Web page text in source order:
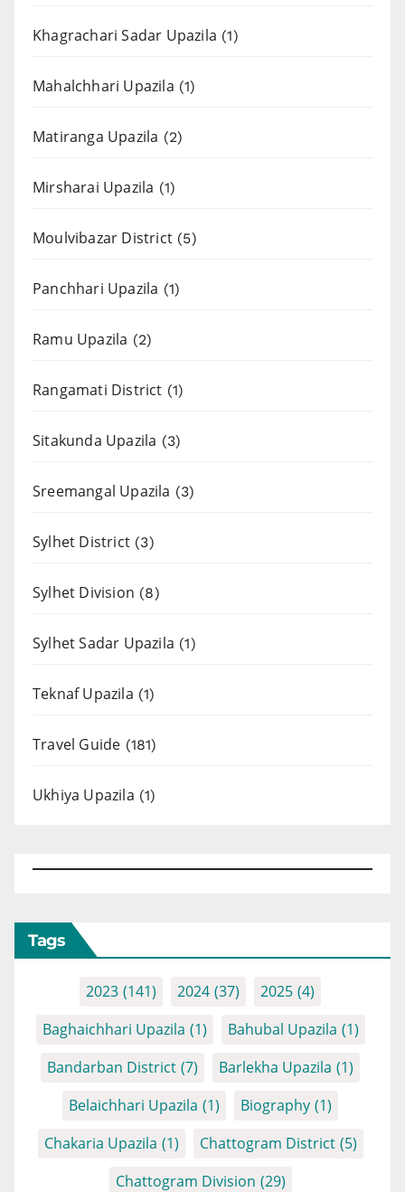
Khagrachari Sadar Upazila (1)
Mahalchhari Upazila (1)
Matiranga Upazila (2)
Mirsharai Upazila (1)
Moulvibazar District (5)
Panchhari Upazila (1)
Ramu Upazila (2)
Rangamati District (1)
Sitakunda Upazila (3)
Sreemangal Upazila (3)
Sylhet District (3)
Sylhet Division (8)
Sylhet Sadar Upazila (1)
Teknaf Upazila (1)
Travel Guide (181)
Ukhiya Upazila (1)
Tags
2023 (141) 2024 (37) 2025 (4)
Baghaichhari Upazila (1) Bahubal Upazila (1)
Bandarban District (7) Barlekha Upazila (1)
Belaichhari Upazila (1) Biography (1)
Chakaria Upazila (1) Chattogram District (5)
Chattogram Division (29)